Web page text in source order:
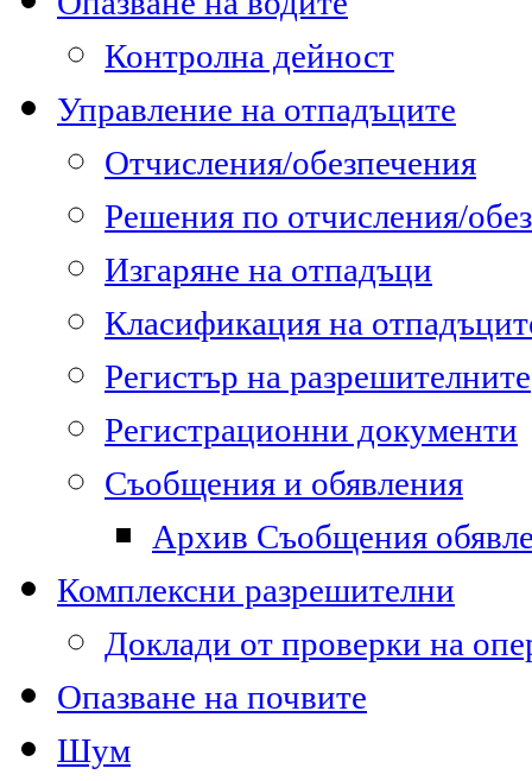
Контролна дейност
Управление на отпадъците
Отчисления/обезпечения
Решения по отчисления/
Изгаряне на отпадъци
Класификация на
Регистър на разрешителните
Регистрационни документи
Съобщения и обявления
Архив Съобщения
Комплексни разрешителни
Доклади от проверки на
Опазване на почвите
Шум